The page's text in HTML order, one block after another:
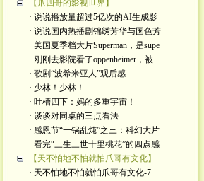
【爪四哥的影视世界】
· 说说播放量超过5亿次的AI生成影
· 说说国内热播剧锦绣芳华与国色芳
· 美国夏季档大片Superman，是supe
· 刚刚去影院看了oppenheimer，被
· 歌剧“波希米亚人”观后感
· 少林！少林！
· 吐槽四下：妈的多重宇宙！
· 谈谈对同桌的三点看法
· 感恩节“一锅乱炖”之三：科幻大片
· 看完“三生三世十里桃花”的四点感
【天不怕地不怕就怕爪哥有文化】
· 天不怕地不怕就怕爪哥有文化-7